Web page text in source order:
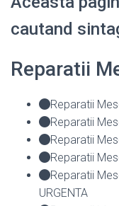
cautand
Reparatii
Reparatii
Reparatii
Reparatii
Reparatii
Reparatii
URGENTA